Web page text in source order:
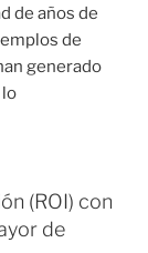
de años de
de
generado
(ROI) con
de